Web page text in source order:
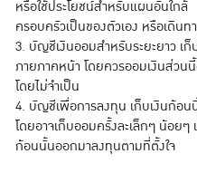
หรือใช้ประโยชน์สำหรับแผนอันใ
ครอบครัวเป็นของตัวเอง หรือเดินท
3. บัญชีเงินออมสำหรับระยะยาว เ
ภายภาคหน้า โดยควรออมเงินส่วน
โดยไม่จำเป็น
4. บัญชีเพื่อการลงทุน เก็บเงินก้อน
โดยอาจเก็บออมครั้งละเล็กๆ น้อยๆ
ก้อนนั้นออกมาลงทุนตามที่ตั้งใจ